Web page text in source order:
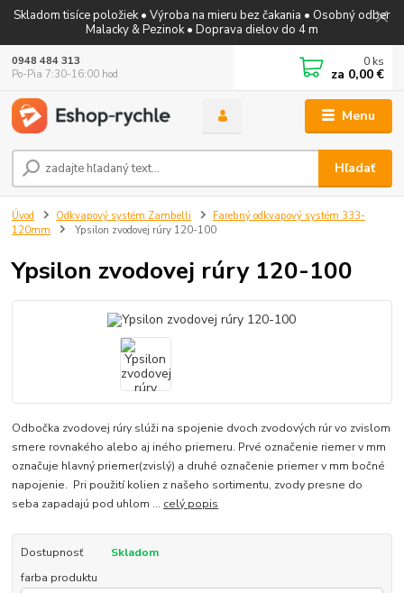
Skladom tisíce položiek • Výroba na mieru bez čakania • Osobný odber
Malacky & Pezinok • Doprava dielov do 4 m
Menu
Hľadať
0948 484 313
Po-Pia 7:30-16:00 hod
0 ks
za 0,00 €
Úvod Odkvapový systém Zambelli
Farebný odkvapový systém 333-
120mm
Ypsilon zvodovej rúry 120-100
Ypsilon zvodovej rúry 120-100
Odbočka zvodovej rúry slúži na spojenie dvoch zvodových rúr vo zvislom
smere rovnakého alebo aj iného priemeru. Prvé označenie riemer v mm
označuje hlavný priemer(zvislý) a druhé označenie priemer v mm bočné
napojenie. Pri použití kolien z našeho sortimentu, zvody presne do
seba zapadajú pod uhlom ... celý popis
Dostupnosť
Skladom
farba produktu